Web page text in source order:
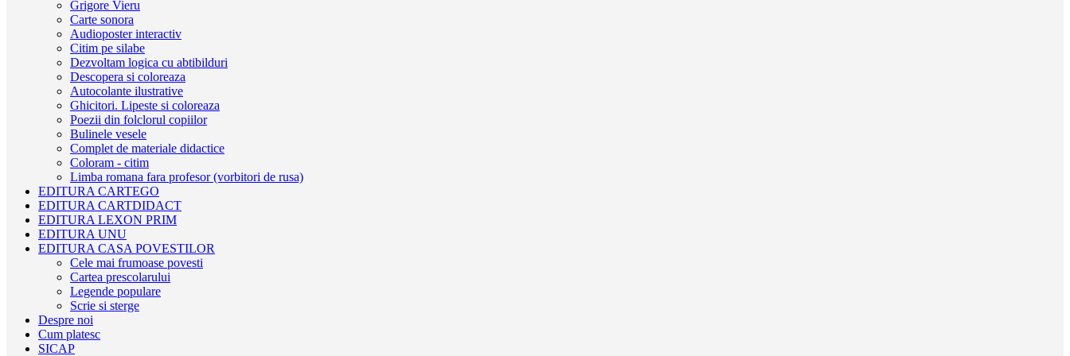
Grigore Vieru
Carte sonora
Audioposter interactiv
Citim pe silabe
Dezvoltam logica cu abtibilduri
Descopera si coloreaza
Autocolante ilustrative
Ghicitori. Lipeste si coloreaza
Poezii din folclorul copiilor
Bulinele vesele
Complet de materiale didactice
Coloram - citim
Limba romana fara profesor (vorbitori de rusa)
EDITURA CARTEGO
EDITURA CARTDIDACT
EDITURA LEXON PRIM
EDITURA UNU
EDITURA CASA POVESTILOR
Cele mai frumoase povesti
Cartea prescolarului
Legende populare
Scrie si sterge
Despre noi
Cum platesc
SICAP